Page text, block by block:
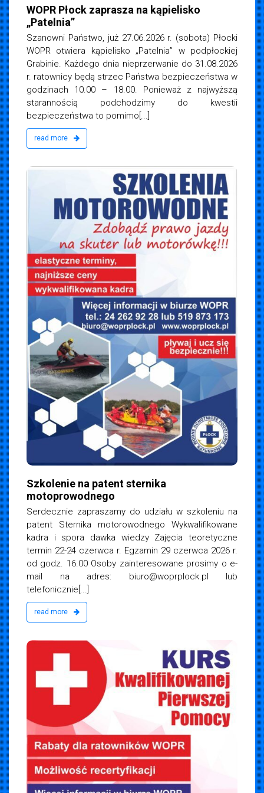
WOPR Płock zaprasza na kąpielisko
„Patelnia”
Szanowni Państwo, już 27.06.2026 r. (sobota) Płocki
WOPR otwiera kąpielisko „Patelnia” w podpłockiej
Grabinie. Każdego dnia nieprzerwanie do 31.08.2026
r. ratownicy będą strzec Państwa bezpieczeństwa w
godzinach 10.00 – 18.00. Ponieważ z najwyższą
starannością podchodzimy do kwestii
bezpieczeństwa to pomimo[...]
read more
Szkolenie na patent sternika
motoprowodnego
Serdecznie zapraszamy do udziału w szkoleniu na
patent Sternika motorowodnego Wykwalifikowane
kadra i spora dawka wiedzy Zajęcia teoretyczne
termin 22-24 czerwca r. Egzamin 29 czerwca 2026 r.
od godz. 16.00 Osoby zainteresowane prosimy o e-
mail na adres: biuro@woprplock.pl lub
telefonicznie[...]
read more